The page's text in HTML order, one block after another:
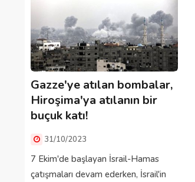
Gazze'ye atılan bombalar,
Hiroşima'ya atılanın bir
buçuk katı!
31/10/2023
7 Ekim'de başlayan İsrail-Hamas
çatışmaları devam ederken, İsrail'in